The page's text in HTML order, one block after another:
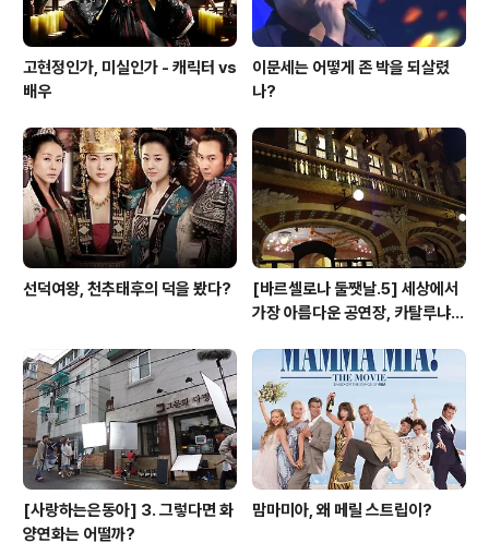
고현정인가, 미실인가 - 캐릭터 vs
배우
이문세는 어떻게 존 박을 되살렸
나?
선덕여왕, 천추태후의 덕을 봤다?
[바르셀로나 둘쨋날.5] 세상에서
가장 아름다운 공연장, 카탈루냐
[사랑하는은동아] 3. 그렇다면 화
양연화는 어떨까?
맘마미아, 왜 메릴 스트립이?